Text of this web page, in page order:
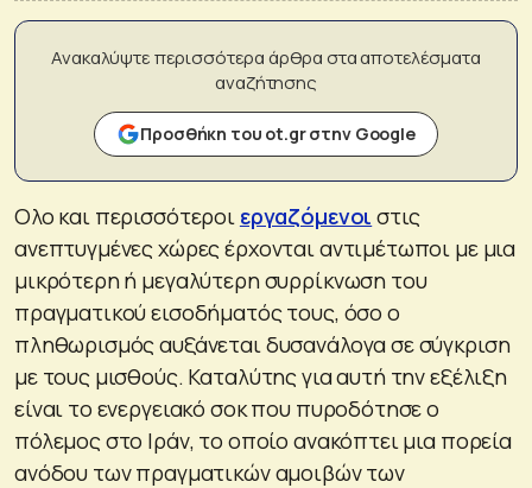
Ανακαλύψτε περισσότερα άρθρα στα αποτελέσματα
αναζήτησης
Προσθήκη του ot.gr στην Google
Ολο και περισσότεροι εργαζόμενοι στις
ανεπτυγμένες χώρες έρχονται αντιμέτωποι με μια
μικρότερη ή μεγαλύτερη συρρίκνωση του
πραγματικού εισοδήματός τους, όσο ο
πληθωρισμός αυξάνεται δυσανάλογα σε σύγκριση
με τους μισθούς. Καταλύτης για αυτή την εξέλιξη
είναι το ενεργειακό σοκ που πυροδότησε ο
πόλεμος στο Ιράν, το οποίο ανακόπτει μια πορεία
ανόδου των πραγματικών αμοιβών των